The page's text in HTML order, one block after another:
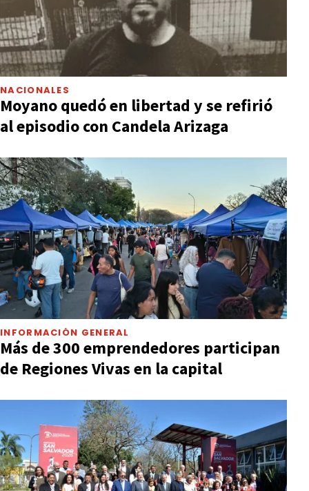
NACIONALES
Moyano quedó en libertad y se refirió
al episodio con Candela Arizaga
INFORMACIÓN GENERAL
Más de 300 emprendedores participan
de Regiones Vivas en la capital